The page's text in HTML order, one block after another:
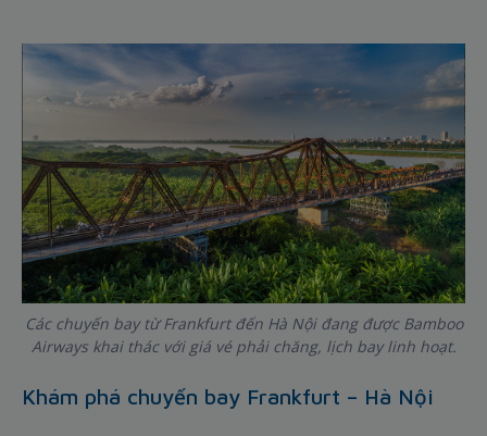
Các chuyến bay từ Frankfurt đến Hà Nội đang được Bamboo
Airways khai thác với giá vé phải chăng, lịch bay linh hoạt.
Khám phá chuyến bay Frankfurt – Hà Nội